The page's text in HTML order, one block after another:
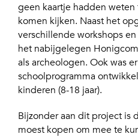
geen kaartje hadden
komen kijken. Naast het
verschillende workshops
het nabijgelegen
als archeologen. Ook was
schoolprogramma
kinderen (8-18 jaar).
Bijzonder aan dit project is
moest kopen om mee te